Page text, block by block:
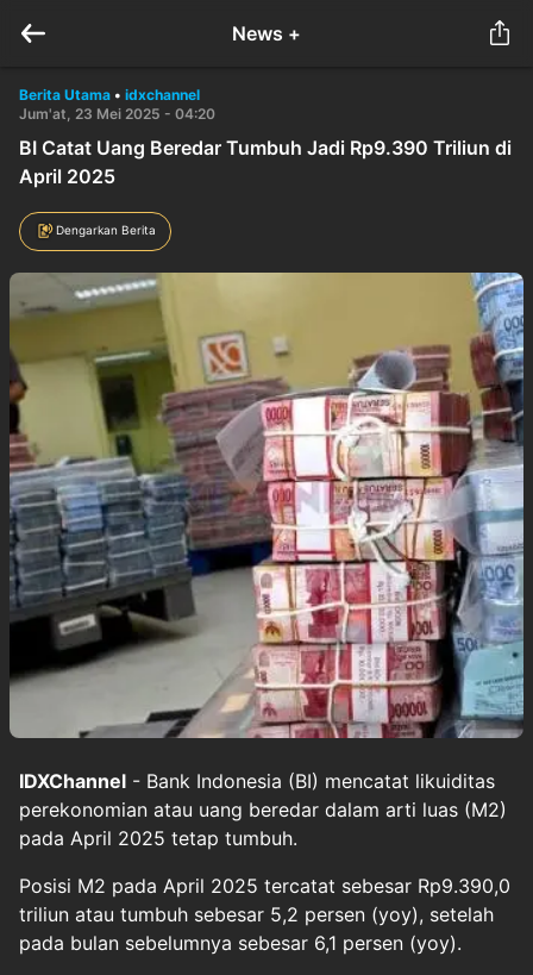
News +
Berita Utama • idxchannel
Jum'at, 23 Mei 2025 - 04:20
BI Catat Uang Beredar Tumbuh Jadi Rp9.390 Triliun di
April 2025
Dengarkan Berita
IDXChannel - Bank Indonesia (BI) mencatat likuiditas
perekonomian atau uang beredar dalam arti luas (M2)
pada April 2025 tetap tumbuh.
Posisi M2 pada April 2025 tercatat sebesar Rp9.390,0
triliun atau tumbuh sebesar 5,2 persen (yoy), setelah
pada bulan sebelumnya sebesar 6,1 persen (yoy).